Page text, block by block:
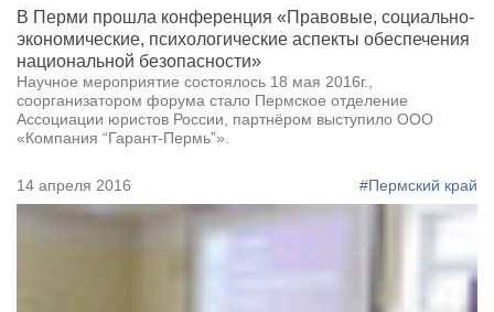
В Перми прошла конференция «Правовые, социально-
экономические, психологические аспекты обеспечения
национальной безопасности»
Научное мероприятие состоялось 18 мая 2016г.,
соорганизатором форума стало Пермское отделение
Ассоциации юристов России, партнёром выступило ООО
«Компания “Гарант-Пермь”».
14 апреля 2016 #Пермский край